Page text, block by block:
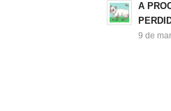
A
9 de